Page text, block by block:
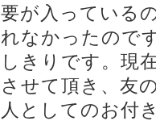
要が入っている
れなかったので
しきりです。現
させて頂き、友
人としてのお付